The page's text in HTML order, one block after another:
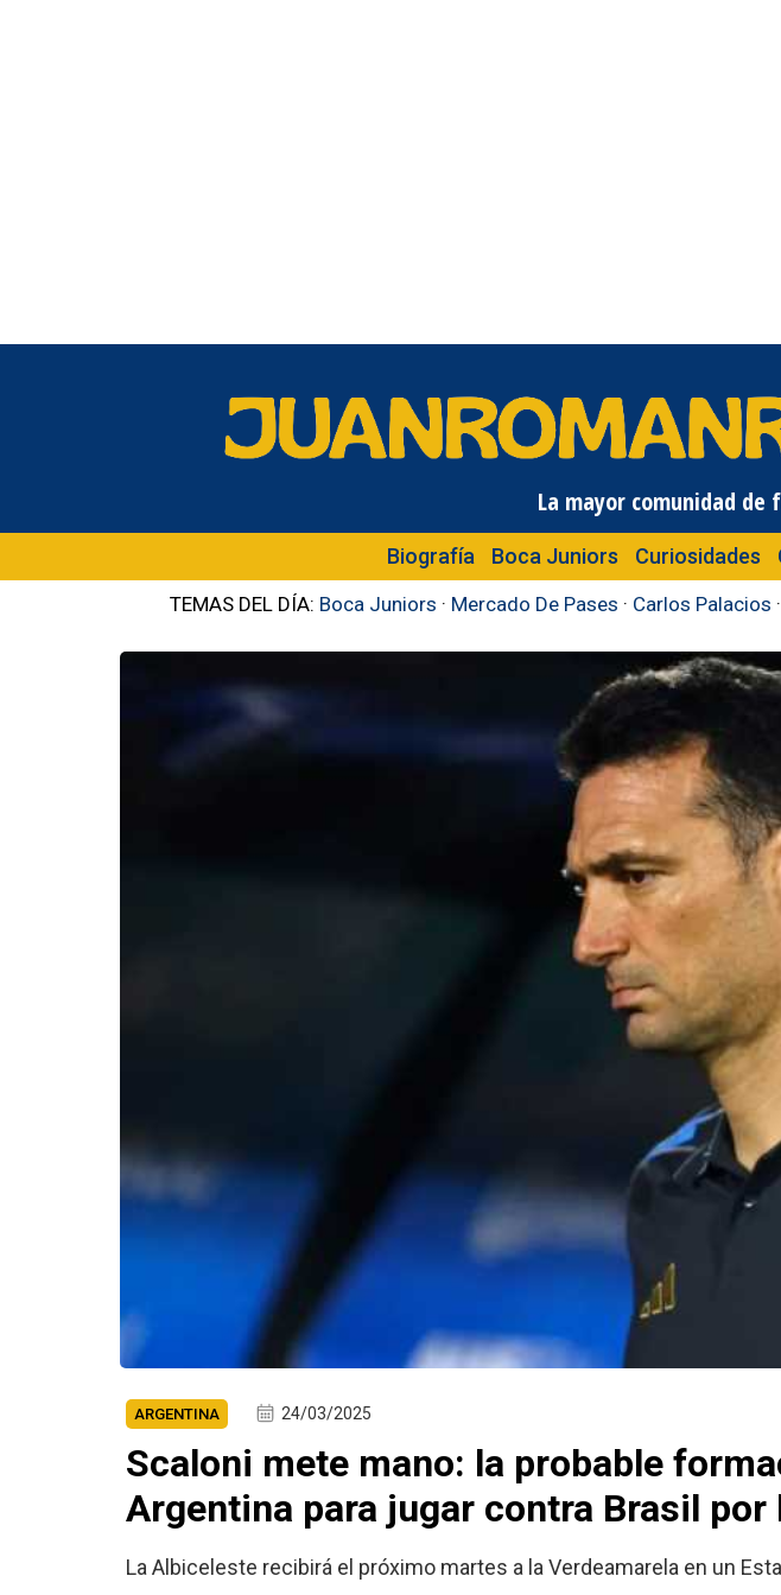
La mayor comunidad de
Biografía Boca Juniors Curiosidades
TEMAS DEL DÍA: Boca Juniors · Mercado De Pases · Carlos Palacios ·
ARGENTINA 24/03/2025
Scaloni mete mano: la probable
Argentina para jugar contra Brasil
La Albiceleste recibirá el próximo martes a la Verdeamarela en un